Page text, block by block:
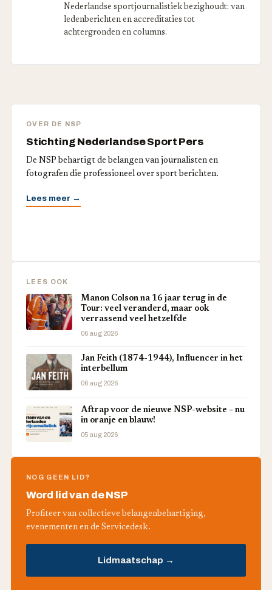
Nederlandse sportjournalistiek bezighoudt: van
ledenberichten en accreditaties tot
achtergronden en columns.
OVER DE NSP
Stichting Nederlandse Sport Pers
De NSP behartigt de belangen van journalisten en
fotografen die professioneel over sport berichten.
Lees meer →
LEES OOK
Manon Colson na 16 jaar terug in de
Tour: veel veranderd, maar ook
verrassend veel hetzelfde
06 aug 2026
Jan Feith (1874-1944), Influencer in het
interbellum
06 aug 2026
Aftrap voor de nieuwe NSP-website – nu
in oranje en blauw!
05 aug 2026
NOG GEEN LID?
Word lid van de NSP
Profiteer van collectieve belangenbehartiging,
evenementen en de Servicedesk.
Lidmaatschap →